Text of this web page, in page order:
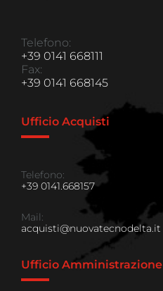
Telefono:
+39 0141 668111
Fax:
+39 0141 668145
Ufficio Acquisti
Telefono:
+39 0141.668157
Mail:
acquisti@nuovatecnodelta.it
Ufficio Amministrazione